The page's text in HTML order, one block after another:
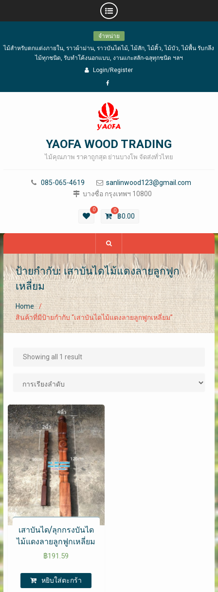
content
จำหน่าย
ไม้สำหรับตกแต่งภายใน, ราวผ้าม่าน, ราวบันไดไม้, ไม้สัก, ไม้คิ้ว, ไม้บัว, ไม้พื้น รับกลึง
ไม้ทุกชนิด, รับทำโค้งนอกแบบ, งานแกะสลัก-ฉลุทุกชนิด ฯลฯ
Login/Register
Facebook
YAOFA WOOD TRADING
ไม้คุณภาพ ราคาถูกสุด ย่านบางโพ จัดส่งทั่วไทย
085-065-4619
sanlinwood123@gmail.com
บางซื่อ กรุงเทพฯ 10800
0 0
฿0.00
ป้ายกำกับ: เสาบันได​ไม้แดงลายลูกฟูก​
เหลี่ยม
Home
สินค้าที่มีป้ายกำกับ “เสาบันได​ไม้แดงลายลูกฟูก​เหลี่ยม”
Showing all 1 result
เสาบันได/ลุกกรงบันได​
ไม้แดงลายลูกฟูก​เหลี่ยม
฿191.59
หยิบใส่ตะกร้า